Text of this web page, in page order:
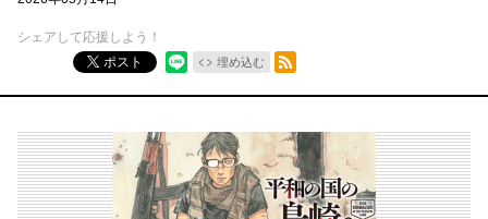
シェアして応援しよう！
ポスト
埋め込む
RSSフィード